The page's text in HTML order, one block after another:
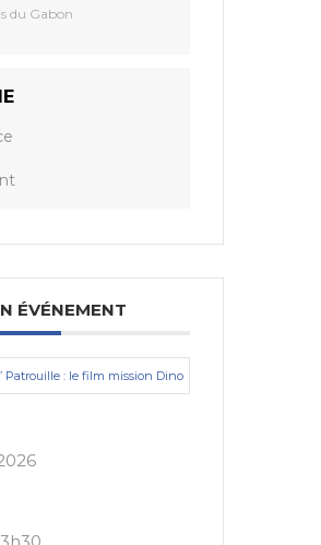
du Gabon
ÉVÉNEMENT
Patrouille : le film mission Dino